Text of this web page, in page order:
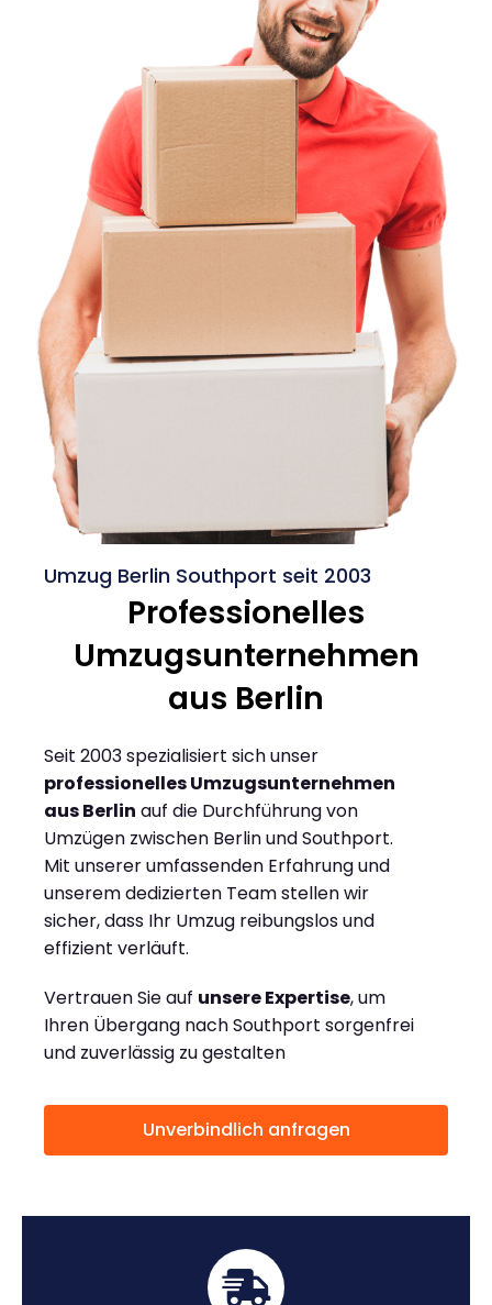
Umzug Berlin Southport seit 2003
Professionelles
Umzugsunternehmen
aus Berlin
Seit 2003 spezialisiert sich unser
professionelles Umzugsunternehmen
aus Berlin auf die Durchführung von
Umzügen zwischen Berlin und Southport.
Mit unserer umfassenden Erfahrung und
unserem dedizierten Team stellen wir
sicher, dass Ihr Umzug reibungslos und
effizient verläuft.
Vertrauen Sie auf unsere Expertise, um
Ihren Übergang nach Southport sorgenfrei
und zuverlässig zu gestalten
Unverbindlich anfragen